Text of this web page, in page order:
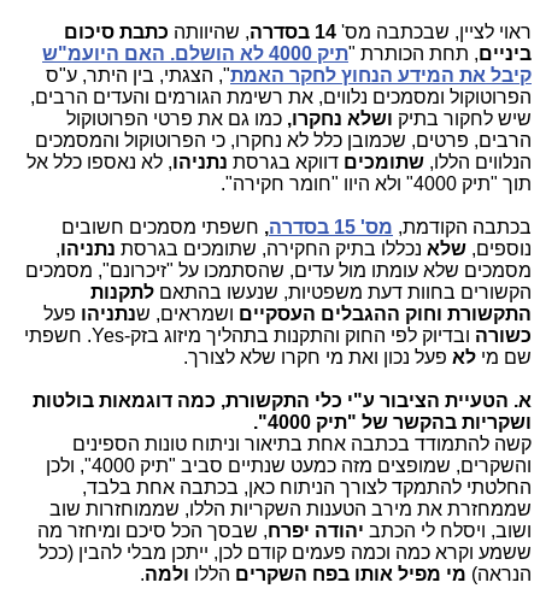
ראוי לציין, שבכתבה מס' , שהיוותה כתבת סיכום
ביניים, תחת הכותרת "
תיק 4000 לא הושלם. האם היועמ"ש
קיבל את המידע הנחוץ לחקר האמת", הצגתי, בין היתר, ע"ס
הפרוטוקול ומסמכים נלווים, את רשימת הגורמים והעדים הרבים,
שיש לחקור בתיק ושלא נחקרו, כמו גם את פרטי הפרוטוקול
הרבים, פרטים, שכמובן כלל לא נחקרו, כי הפרוטוקול והמסמכים
הנלווים הללו, שתומכים דווקא בגרסת נתניהו, לא נאספו כלל אל
תוך "תיק 4000" ולא היוו "חומר חקירה".
בכתבה הקודמת, מס' 15 בסדרה, חשפתי מסמכים חשובים
נוספים, שלא נכללו בתיק החקירה, שתומכים בגרסת נתניהו,
מסמכים שלא עומתו מול עדים, שהסתמכו על "זיכרונם", מסמכים
הקשורים בחוות דעת משפטיות, שנעשו בהתאם לתקנות
התקשורת וחוק ההגבלים העסקיים ושמראים, שנתניהו פעל
כשורה
ובדיוק לפי החוק והתקנות בתהליך מיזוג בזק-Yes. חשפתי
שם מי לא פעל נכון ואת מי חקרו שלא לצורך.
א. הטעיית הציבור ע"י כלי התקשורת, כמה דוגמאות בולטות
ושקריות בהקשר של "תיק 4000".
קשה להתמודד בכתבה אחת בתיאור וניתוח טונות הספינים
והשקרים, שמופצים מזה כמעט שנתיים סביב "תיק 4000", ולכן
החלטתי להתמקד לצורך הניתוח כאן, בכתבה אחת בלבד,
שממחזרת את מירב הטענות השקריות הללו, שממוחזרות שוב
ושוב, ויסלח לי הכתב יהודה יפרח, שבסך הכל סיכם ומיחזר מה
ששמע וקרא כמה וכמה פעמים קודם לכן, ייתכן מבלי להבין (ככל
הנראה) מי מפיל אותו בפח השקרים הללו ולמה.